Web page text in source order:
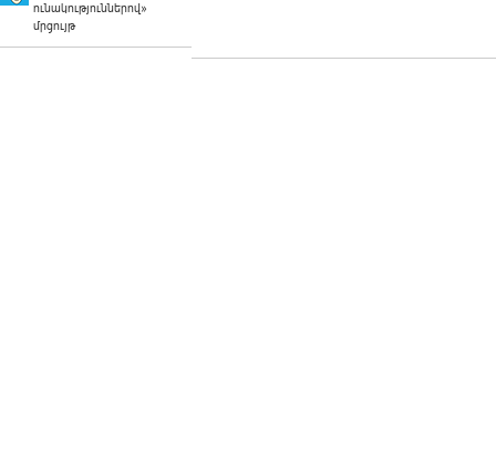
ունակություններով»
մրցույթ